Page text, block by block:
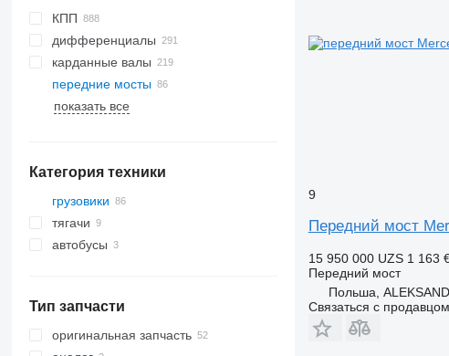
КПП
дифференциалы
карданные валы
передние мосты
показать все
Категория техники
грузовики
тягачи
автобусы
Тип запчасти
оригинальная запчасть
9
Передний мост
15 950 000 UZS 1 163
Передний мост
Польша,
Связаться с продавцом